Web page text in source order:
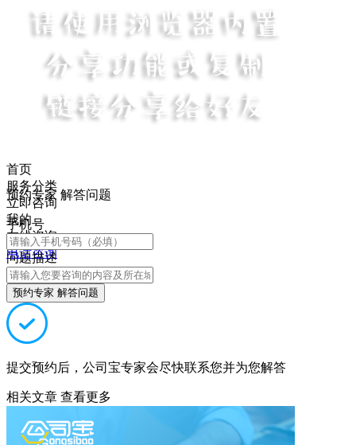
首页
服务分类
立即咨询
我的
在线咨询
电话咨询
预约专家 解答问题
手机号
问题描述
预约专家 解答问题
提交预约后，公司宝专家会尽快联系您并为您解答
相关文章 查看更多